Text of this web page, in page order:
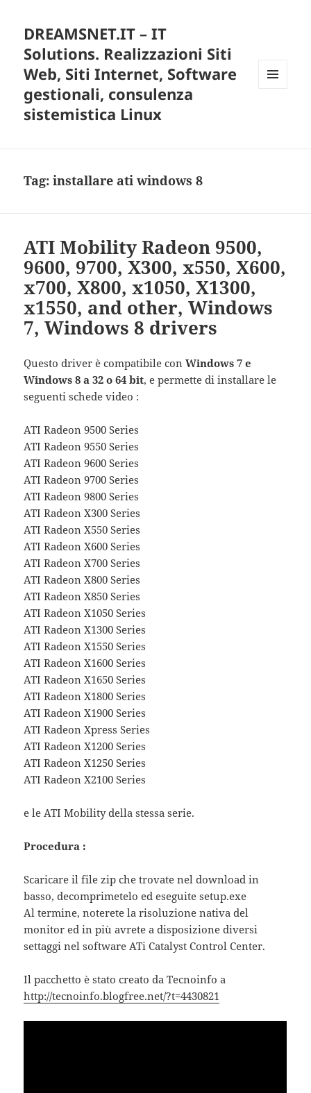
DREAMSNET.IT – IT
Solutions. Realizzazioni Siti
Web, Siti Internet, Software
gestionali, consulenza
sistemistica Linux
Tag:installare ati windows 8
ATI Mobility Radeon 9500,
9600, 9700, X300, x550, X600,
x700, X800, x1050, X1300,
x1550, and other, Windows
7, Windows 8 drivers
Questo driver è compatibile conWindows 7 e
Windows 8 a 32 o 64 bit, e permette di installare le
seguenti schede video :
ATI Radeon 9500 Series
ATI Radeon 9550 Series
ATI Radeon 9600 Series
ATI Radeon 9700 Series
ATI Radeon 9800 Series
ATI Radeon X300 Series
ATI Radeon X550 Series
ATI Radeon X600 Series
ATI Radeon X700 Series
ATI Radeon X800 Series
ATI Radeon X850 Series
ATI Radeon X1050 Series
ATI Radeon X1300 Series
ATI Radeon X1550 Series
ATI Radeon X1600 Series
ATI Radeon X1650 Series
ATI Radeon X1800 Series
ATI Radeon X1900 Series
ATI Radeon Xpress Series
ATI Radeon X1200 Series
ATI Radeon X1250 Series
ATI Radeon X2100 Series
e le ATI Mobility della stessa serie.
Procedura :
Scaricare il file zip che trovate nel download in
basso, decomprimetelo ed eseguite setup.exe
Al termine, noterete la risoluzione nativa del
monitor ed in più avrete a disposizione diversi
settaggi nel software ATi Catalyst Control Center.
Il pacchetto è stato creato da Tecnoinfo a
http://tecnoinfo.blogfree.net/?t=4430821